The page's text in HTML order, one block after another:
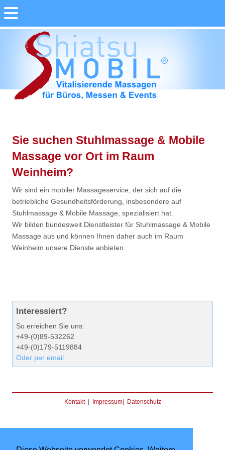
Sie suchen Stuhlmassage & Mobile
Massage vor Ort im Raum
Weinheim?
Wir sind ein mobiler Massageservice, der sich auf die
betriebliche Gesundheitsförderung, insbesondere auf
Stuhlmassage & Mobile Massage, spezialisiert hat.
Wir bilden bundesweit Dienstleister für Stuhlmassage & Mobile
Massage aus und können Ihnen daher auch im Raum
Weinheim unsere Dienste anbieten.
Interessiert?
So erreichen Sie uns:
+49-(0)89-532262
+49-(0)179-5119884
Oder per email
Kontakt| Impressum| Datenschutz